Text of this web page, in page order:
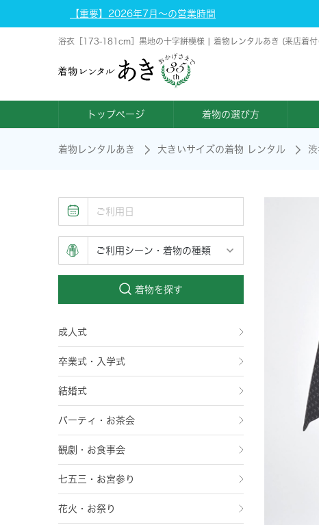
【重要】2026年7月～の営業時間
浴衣［173-181cm］黒地の十字絣模様 | 着物レンタルあき (来店着付
トップページ 着物の選び方
着物レンタルあき 大きいサイズの着物 レンタル
着物を探す
成人式
卒業式・入学式
結婚式
パーティ・お茶会
観劇・お食事会
七五三・お宮参り
花火・お祭り